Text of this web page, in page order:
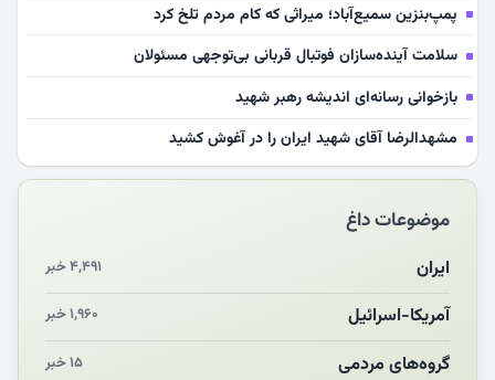
پمپ‌بنزین سمیع‌آباد؛ میراثی که کام مردم تلخ کرد
سلامت آینده‌سازان فوتبال قربانی بی‌توجهی مسئولان
بازخوانی رسانه‌ای اندیشه رهبر شهید
مشهدالرضا آقای شهید ایران را در آغوش کشید
مکن ای صبح طلوع
چرایی «استقبال از آقای ایران»
انقلاب مردمی و مردم انقلابی
مرگ خاموش زیست‌محیطی در منطقه تربت‌جام
چو‌ن‌وچرا در «علی‌الاصول» یا انتظار برای تحقق شروط
موضوعات داغ
ایران ۴,۴۹۱ خبر
آمریکا-اسرائیل ۱,۹۶۰ خبر
گروه‌های مردمی ۱۵ خبر